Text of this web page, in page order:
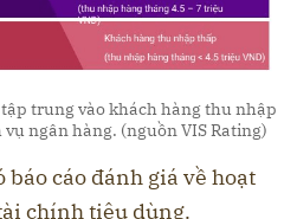
trung vào khách hàng thu nhập
ngân hàng. (nguồn VIS Rating)
báo cáo đánh giá về hoạt
chính tiêu dùng.